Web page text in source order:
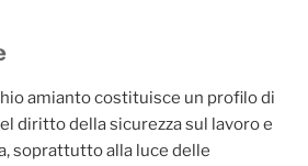
amianto costituisce un profilo di
diritto della sicurezza sul lavoro e
soprattutto alla luce delle